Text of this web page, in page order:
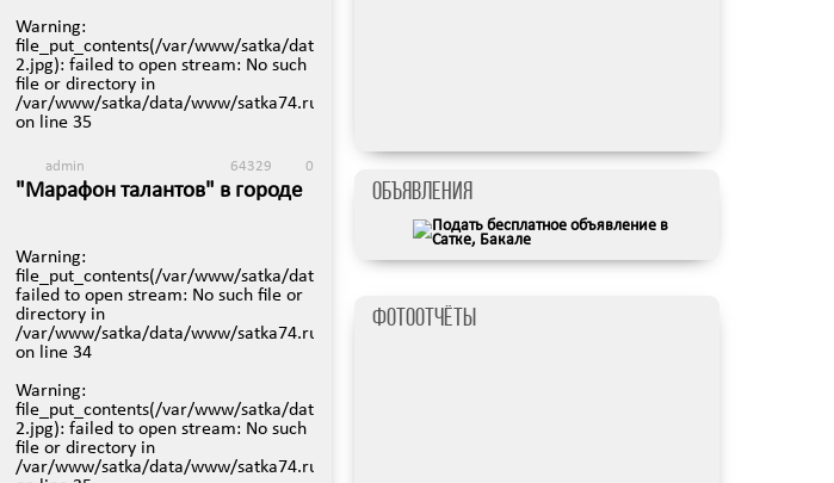
satka74.ru/images/video/145-
views/mobreporter/index.php
Warning:
file_put_contents(/var/www/satka/data/www/satka74.ru/images/video/144-
2.jpg): failed to open stream: No such
file or directory in
/var/www/satka/data/www/satka74.ru/protected/views/mobreporter/index.php
on line 35
admin 64329 0
"Марафон талантов" в городе
satka74.ru/images/video/142.jpg):
views/mobreporter/index.php
satka74.ru/images/video/142-
views/mobreporter/index.php
Warning:
file_put_contents(/var/www/satka/data/www/satka74.ru/images/video/141.jpg):
failed to open stream: No such file or
directory in
/var/www/satka/data/www/satka74.ru/protected/views/mobreporter/index.php
on line 34
Warning:
file_put_contents(/var/www/satka/data/www/satka74.ru/images/video/141-
2.jpg): failed to open stream: No such
file or directory in
/var/www/satka/data/www/satka74.ru/protected/views/mobreporter/index.php
Объявления
Фотоотчёты